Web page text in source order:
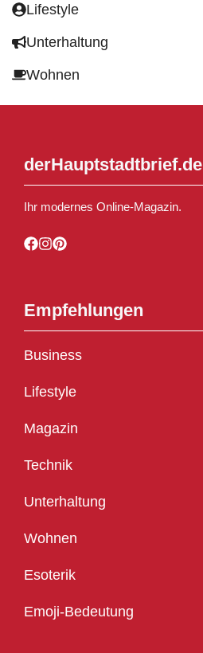
Lifestyle
Unterhaltung
Wohnen
derHauptstadtbrief.de
Ihr modernes Online-Magazin.
Empfehlungen
Business
Lifestyle
Magazin
Technik
Unterhaltung
Wohnen
Esoterik
Emoji-Bedeutung